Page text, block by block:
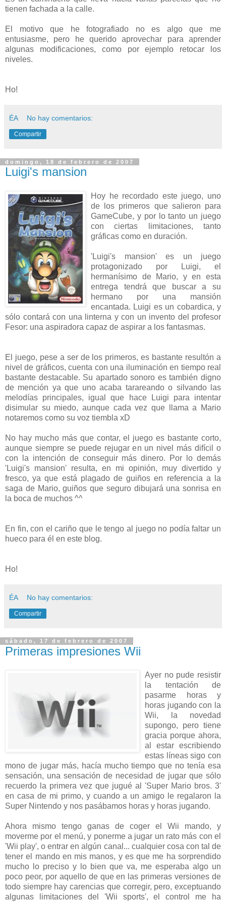
tienen fachada a la calle.
El motivo que he fotografiado no es algo que me
entusiasme, pero he querido aprovechar para aprender
algunas modificaciones, como por ejemplo retocar los
niveles.
Ho!
ÉA No hay comentarios:
Compartir
domingo, 18 de febrero de 2007
Luigi's mansion
Hoy he recordado este juego, uno
de los primeros que salieron para
GameCube, y por lo tanto un juego
con ciertas limitaciones, tanto
gráficas como en duración.
'Luigi's mansion' es un juego
protagonizado por Luigi, el
hermanísimo de Mario, y en esta
entrega tendrá que buscar a su
hermano por una mansión
encantada. Luigi es un cobardica, y
sólo contará con una linterna y con un invento del profesor
Fesor: una aspiradora capaz de aspirar a los fantasmas.
El juego, pese a ser de los primeros, es bastante resultón a
nivel de gráficos, cuenta con una iluminación en tiempo real
bastante destacable. Su apartado sonoro es también digno
de mención ya que uno acaba tarareando o silvando las
melodías principales, igual que hace Luigi para intentar
disimular su miedo, aunque cada vez que llama a Mario
notaremos como su voz tiembla xD
No hay mucho más que contar, el juego es bastante corto,
aunque siempre se puede rejugar en un nivel más difícil o
con la intención de conseguir más dinero. Por lo demás
'Luigi's mansion' resulta, en mi opinión, muy divertido y
fresco, ya que está plagado de guiños en referencia a la
saga de Mario, guiños que seguro dibujará una sonrisa en
la boca de muchos ^^
En fin, con el cariño que le tengo al juego no podía faltar un
hueco para él en este blog.
Ho!
ÉA No hay comentarios:
Compartir
sábado, 17 de febrero de 2007
Primeras impresiones Wii
Ayer no pude resistir
la tentación de
pasarme horas y
horas jugando con la
Wii, la novedad
supongo, pero tiene
gracia porque ahora,
al estar escribiendo
estas líneas sigo con
mono de jugar más, hacía mucho tiempo que no tenía esa
sensación, una sensación de necesidad de jugar que sólo
recuerdo la primera vez que jugué al 'Super Mario bros. 3'
en casa de mi primo, y cuando a un amigo le regalaron la
Super Nintendo y nos pasábamos horas y horas jugando.
Ahora mismo tengo ganas de coger el Wii mando, y
moverme por el menú, y ponerme a jugar un rato más con el
'Wii play', o entrar en algún canal... cualquier cosa con tal de
tener el mando en mis manos, y es que me ha sorprendido
mucho lo preciso y lo bien que va, me esperaba algo un
poco peor, por aquello de que en las primeras versiones de
todo siempre hay carencias que corregir, pero, exceptuando
algunas limitaciones del 'Wii sports', el control me ha